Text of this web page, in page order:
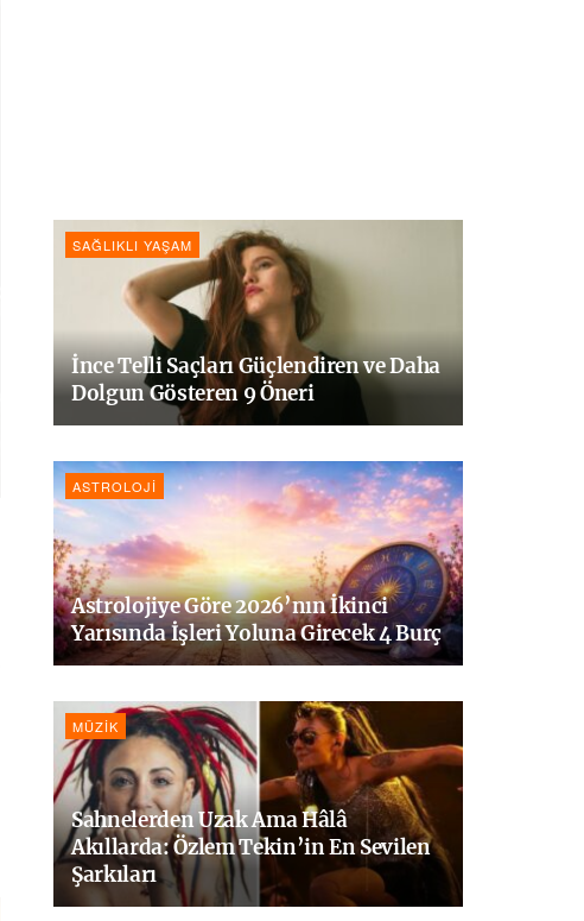
SAĞLIKLI YAŞAM
İnce Telli Saçları Güçlendiren ve Daha
Dolgun Gösteren 9 Öneri
ASTROLOJI
Astrolojiye Göre 2026’nın İkinci
Yarısında İşleri Yoluna Girecek 4 Burç
MÜZIK
Sahnelerden Uzak Ama Hâlâ
Akıllarda: Özlem Tekin’in En Sevilen
Şarkıları